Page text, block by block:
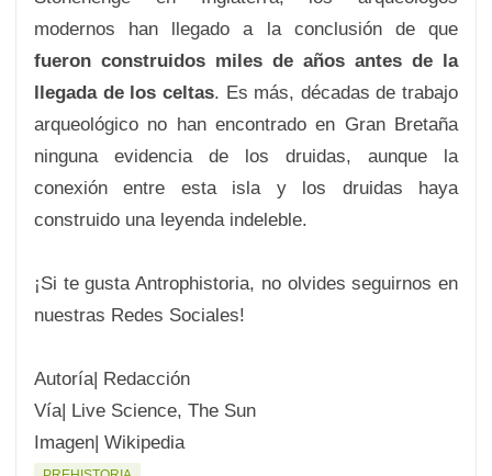
modernos han llegado a la conclusión de que
fueron construidos miles de años antes de la
llegada de los celtas. Es más, décadas de trabajo
arqueológico no han encontrado en Gran Bretaña
ninguna evidencia de los druidas, aunque la
conexión entre esta isla y los druidas haya
construido una leyenda indeleble.
¡Si te gusta Antrophistoria, no olvides seguirnos en
nuestras Redes Sociales!
Autoría| Redacción
Vía| Live Science, The Sun
Imagen| Wikipedia